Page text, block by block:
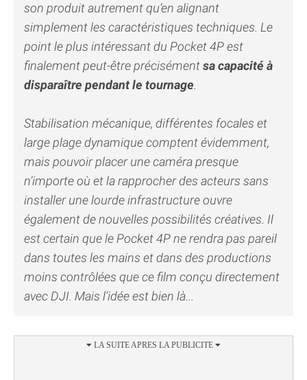
son produit autrement qu’en alignant
simplement les caractéristiques techniques. Le
point le plus intéressant du Pocket 4P est
finalement peut-être précisémentsa capacité à
disparaître pendant le tournage.
Stabilisation mécanique, différentes focales et
large plage dynamique comptent évidemment,
mais pouvoir placer une caméra presque
n’importe où et la rapprocher des acteurs sans
installer une lourde infrastructure ouvre
également de nouvelles possibilités créatives. Il
est certain que le Pocket 4P ne rendra pas pareil
dans toutes les mains et dans des productions
moins contrôlées que ce film conçu directement
avec DJI. Mais l'idée est bien là...